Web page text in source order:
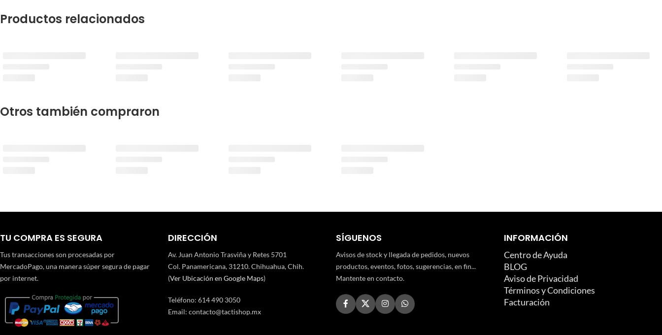
Productos relacionados
Otros también compraron
TU COMPRA ES SEGURA
Tus transacciones son procesadas por
MercadoPago, una manera súper segura de pagar
por internet.
DIRECCIÓN
Av. Juan Antonio Trasviña y Retes 5701
Col. Panamericana, 31210. Chihuahua, Chih.
(Ver Ubicación en Google Maps)
Teléfono: 614 490 3050
Email: contacto@tactishop.mx
SÍGUENOS
Avisos de stock y llegada de pedidos, nuevos
productos, eventos, fotos, sugerencias, en fin...
Mantente en contacto.
INFORMACIÓN
Centro de Ayuda
BLOG
Aviso de Privacidad
Términos y Condiciones
Facturación